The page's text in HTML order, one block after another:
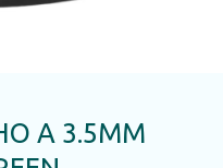
A 3.5MM